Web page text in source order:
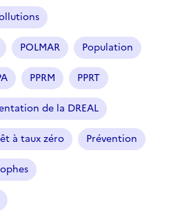
POLMAR Population
PPRM PPRT
de la DREAL
à taux zéro Prévention